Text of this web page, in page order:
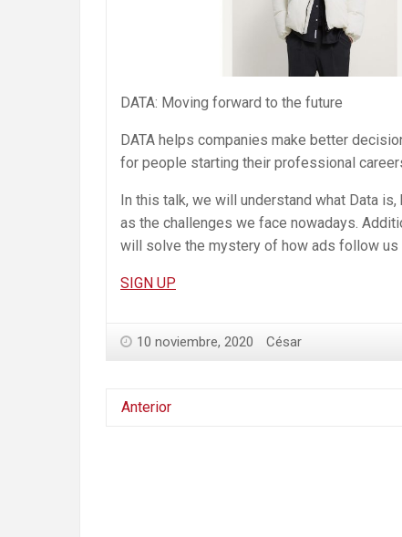
DATA: Moving forward to the future
DATA helps companies make better
for people starting their professional
In this talk, we will understand what Data
as the challenges we face nowadays.
will solve the mystery of how ads follow us
SIGN UP
10 noviembre, 2020 César
Anterior